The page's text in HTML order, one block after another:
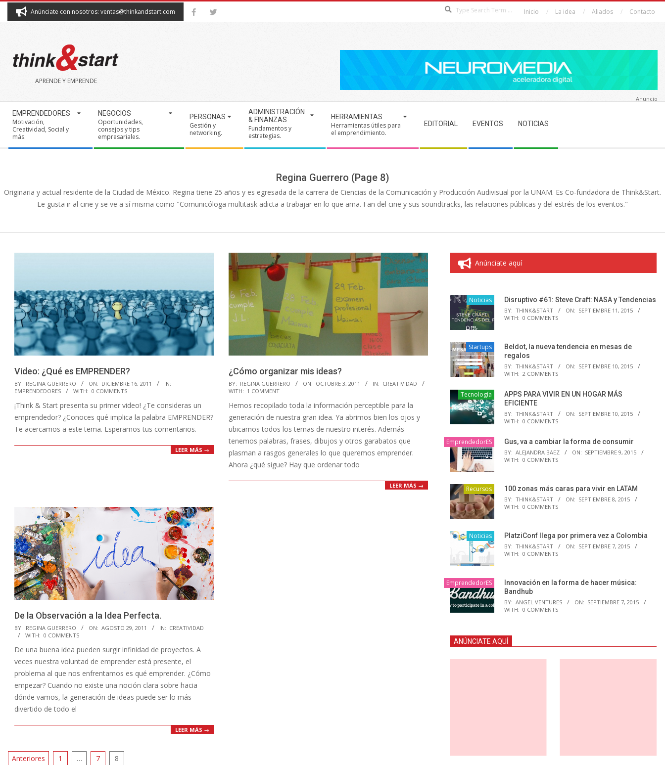
Anúnciate con nosotros: ventas@thinkandstart.com Inicio La idea Aliados Contacto
THINK&START
APRENDE Y EMPRENDE
Navigation
Menu
EMPRENDEDORES
Motivación,
Creatividad, Social y
más.
NEGOCIOS
Oportunidades,
consejos y tips
empresariales.
PERSONAS
Gestión y
networking.
ADMINISTRACIÓN
& FINANZAS
Fundamentos y
estrategias.
HERRAMIENTAS
Herramientas útiles para
el emprendimiento.
EDITORIAL EVENTOS NOTICIAS
Anuncio
Regina Guerrero (Page 8)
Originaria y actual residente de la Ciudad de México. Regina tiene 25 años y es egresada de la carrera de Ciencias de la Comunicación y Producción Audivisual por la UNAM. Es Co-fundadora de Think&Start.
Le gusta ir al cine y se ve a sí misma como "Comunicóloga multitask adicta a trabajar en lo que ama. Fan del cine y sus soundtracks, las relaciones públicas y del estrés de los eventos."
Video: ¿Qué es EMPRENDER?
2011-
12-
16
BY: REGINA GUERRERO ON: DICIEMBRE 16, 2011
IN:
EMPRENDEDORES
WITH: 0 COMMENTS
¡Think & Start presenta su primer video! ¿Te consideras un
emprendedor? ¿Conoces qué implica la palabra EMPRENDER?
Te acercamos a este tema. Esperamos tus comentarios.
LEER MÁS →
¿Cómo organizar mis ideas?
2011-
10-
03
BY: REGINA GUERRERO ON: OCTUBRE 3, 2011 IN: CREATIVIDAD
WITH: 1 COMMENT
Hemos recopilado toda la información perceptible para la
generación de nuestra gran idea. Ya abrimos bien los ojos y
ubicamos todos los temas de nuestro interés. Además
tenemos palabras, frases, dibujos y otros garabatos que
plasman a rasgos generales lo que queremos emprender.
Ahora ¿qué sigue? Hay que ordenar todo
LEER MÁS →
De la Observación a la Idea Perfecta.
2011-
08-
29
BY: REGINA GUERRERO ON: AGOSTO 29, 2011 IN: CREATIVIDAD
WITH: 0 COMMENTS
De una buena idea pueden surgir infinidad de proyectos. A
veces nuestra voluntad de emprender está presente, el
problema al que nos enfrentamos es qué emprender. ¿Cómo
empezar? Cuando no existe una noción clara sobre hacia
dónde vamos, la generación de ideas puede ser lo más
divertido de todo el
LEER MÁS →
Paginación
Anteriores 1 … 7 8
Anúnciate aquí
Noticias Disruptivo #61: Steve Craft: NASA y Tendencias
BY: THINK&START ON: SEPTIEMBRE 11, 2015
WITH: 0 COMMENTS
Startups
Beldot, la nueva tendencia en mesas de
regalos
BY: THINK&START ON: SEPTIEMBRE 10, 2015
WITH: 2 COMMENTS
Tecnología
APPS PARA VIVIR EN UN HOGAR MÁS
EFICIENTE
BY: THINK&START ON: SEPTIEMBRE 10, 2015
WITH: 0 COMMENTS
EmprendedorES Gus, va a cambiar la forma de consumir
BY: ALEJANDRA BAEZ ON: SEPTIEMBRE 9, 2015
WITH: 0 COMMENTS
Recursos 100 zonas más caras para vivir en LATAM
BY: THINK&START ON: SEPTIEMBRE 8, 2015
WITH: 0 COMMENTS
Noticias PlatziConf llega por primera vez a Colombia
BY: THINK&START ON: SEPTIEMBRE 7, 2015
WITH: 0 COMMENTS
EmprendedorES
Innovación en la forma de hacer música:
Bandhub
BY: ANGEL VENTURES ON: SEPTIEMBRE 7, 2015
WITH: 0 COMMENTS
ANÚNCIATE AQUÍ